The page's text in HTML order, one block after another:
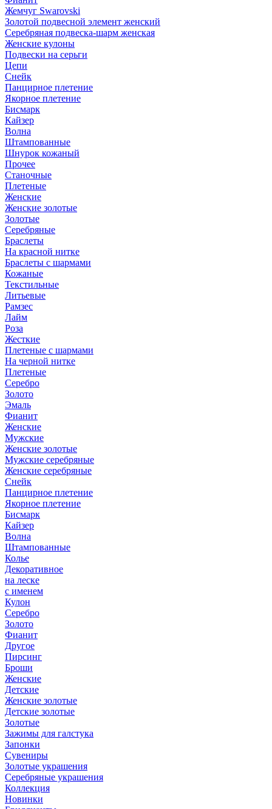
Жемчуг Swarovski
Золотой подвесной элемент женcкий
Серебряная подвеска-шарм женская
Женские кулоны
Подвески на серьги
Цепи
Снейк
Панцирное плетение
Якорное плетение
Бисмарк
Кайзер
Волна
Штампованные
Шнурок кожаный
Прочее
Станочные
Плетеные
Женские
Женские золотые
Золотые
Серебряные
Браслеты
На красной нитке
Браслеты с шармами
Кожаные
Текстильные
Литьевые
Рамзес
Лайм
Роза
Жесткие
Плетеные с шармами
На черной нитке
Плетеные
Серебро
Золото
Эмаль
Фианит
Женские
Мужские
Женские золотые
Мужские серебряные
Женские серебряные
Снейк
Панцирное плетение
Якорное плетение
Бисмарк
Кайзер
Волна
Штампованные
Колье
Декоративное
на леске
с именем
Кулон
Серебро
Золото
Фианит
Другое
Пирсинг
Броши
Женские
Детские
Женские золотые
Детские золотые
Золотые
Зажимы для галстука
Запонки
Сувениры
Золотые украшения
Серебряные украшения
Коллекция
Новинки